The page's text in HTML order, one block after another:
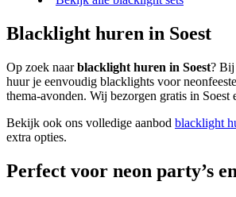
Blacklight huren in Soest
Op zoek naarblacklight huren in Soest?
huur je eenvoudig blacklights voor
thema-avonden. Wij bezorgen gratis in Soest
Bekijk ook ons volledige aanbod blacklight
extra opties.
Perfect voor neon party’s